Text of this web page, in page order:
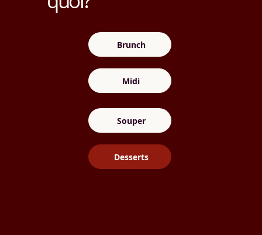
Midi
Brunch
Desserts
Souper